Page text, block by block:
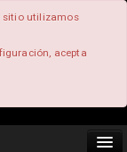
sitio utilizamos
acepta